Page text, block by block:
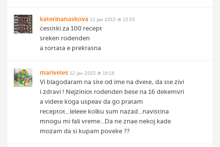
katerinanaskova 12 јан 2015 @ 15:55
cestitki za 100 recept
sreken rodenden
a tortata e prekrasna
mariveles 12 јан 2015 @ 16:16
Vi blagodaram na site od ime na dvete, da ste zivi
i zdravi ! Nejziniot rodenden bese na 16 dekemvri
a videte koga uspeav da go pratam
receptot...leleee kolku sum nazad...navistina
mnogu mi fali vreme...Da ne znae nekoj kade
mozam da si kupam poveke ??